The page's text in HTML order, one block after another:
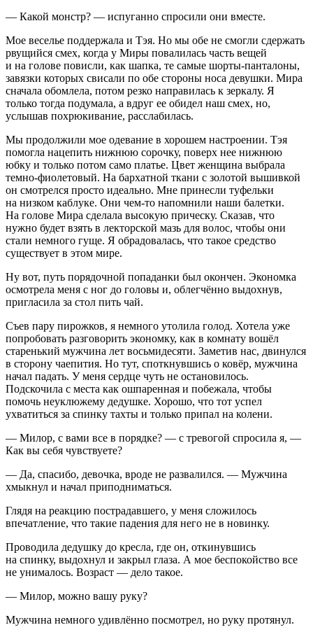
— Какой монстр? — испуганно спросили они вместе.
Мое веселье поддержала и Тэя. Но мы обе не смогли сдержать
рвущийся смех, когда у Миры повалилась часть вещей
и на голове повисли, как шапка, те самые шорты-панталоны,
завязки которых свисали по обе стороны носа девушки. Мира
сначала обомлела, потом резко направилась к зеркалу. Я
только тогда подумала, а вдруг ее обидел наш смех, но,
услышав похрюкивание, расслабилась.
Мы продолжили мое одевание в хорошем настроении. Тэя
помогла нацепить нижнюю сорочку, поверх нее нижнюю
юбку и только потом само платье. Цвет женщина выбрала
темно-фиолетовый. На бархатной ткани с золотой вышивкой
он смотрелся просто идеально. Мне принесли туфельки
на низком каблуке. Они чем-то напомнили наши балетки.
На голове Мира сделала высокую прическу. Сказав, что
нужно будет взять в лекторской мазь для волос, чтобы они
стали немного гуще. Я обрадовалась, что такое средство
существует в этом мире.
Ну вот, путь порядочной попаданки был окончен. Экономка
осмотрела меня с ног до головы и, облегчённо выдохнув,
пригласила за стол пить чай.
Съев пару пирожков, я немного утолила голод. Хотела уже
попробовать разговорить экономку, как в комнату вошёл
старенький мужчина лет восьмидесяти. Заметив нас, двинулся
в сторону чаепития. Но тут, споткнувшись о ковёр, мужчина
начал падать. У меня сердце чуть не остановилось.
Подскочила с места как ошпаренная и побежала, чтобы
помочь неуклюжему дедушке. Хорошо, что тот успел
ухватиться за спинку тахты и только припал на колени.
— Милор, с вами все в порядке? — с тревогой спросила я, —
Как вы себя чувствуете?
— Да, спасибо, девочка, вроде не развалился. — Мужчина
хмыкнул и начал приподниматься.
Глядя на реакцию пострадавшего, у меня сложилось
впечатление, что такие падения для него не в новинку.
Проводила дедушку до кресла, где он, откинувшись
на спинку, выдохнул и закрыл глаза. А мое беспокойство все
не унималось. Возраст — дело такое.
— Милор, можно вашу руку?
Мужчина немного удивлённо посмотрел, но руку протянул.